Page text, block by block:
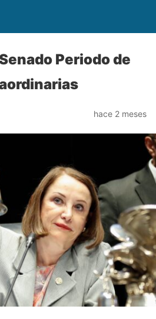
Periodo de
hace 2 meses